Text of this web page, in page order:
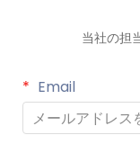
当社の担
Email